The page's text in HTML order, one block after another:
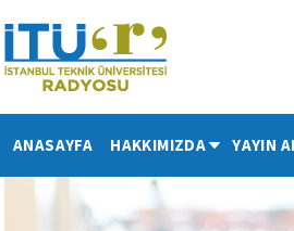
ANASAYFA HAKKIMIZDA YAYIN